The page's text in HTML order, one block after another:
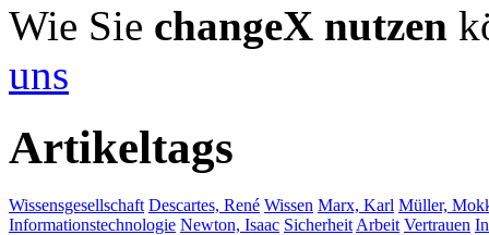
Wie Sie changeX nutzen
uns
Artikeltags
Wissensgesellschaft Descartes, René Wissen Marx, Karl Müller,
Informationstechnologie Newton, Isaac Sicherheit Arbeit Vertrauen